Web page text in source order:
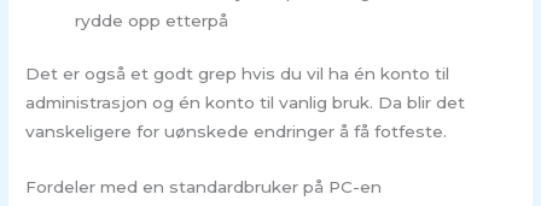
rydde opp etterpå
Det er også et godt grep hvis du vil ha én konto til
administrasjon og én konto til vanlig bruk. Da blir det
vanskeligere for uønskede endringer å få fotfeste.
Fordeler med en standardbruker på PC-en